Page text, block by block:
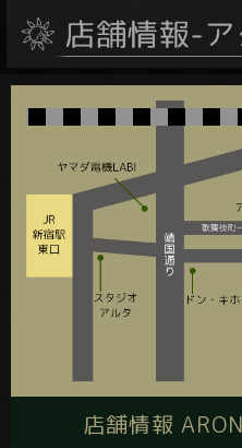
店舗情報